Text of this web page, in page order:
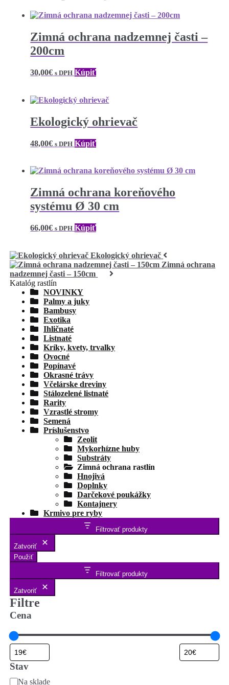
Zimná ochrana nadzemnej časti –
200cm
30,00€ s DPH Kúpiť
Ekologický ohrievač
48,00€ s DPH Kúpiť
Zimná ochrana koreňového
systému Ø 30 cm
66,00€ s DPH Kúpiť
Ekologický ohrievač
Zimná ochrana
nadzemnej časti – 150cm
Katalóg rastlín
NOVINKY
Palmy a juky
Bambusy
Exotika
Ihličnaté
Listnaté
Kríky, kvety, trvalky
Ovocné
Popínavé
Okrasné trávy
Včelárske dreviny
Stálozelené listnaté
Rarity
Vzrastlé stromy
Semená
Príslušenstvo
Zeolit
Mykorhízne huby
Substráty
Zimná ochrana rastlín
Hnojivá
Doplnky
Darčekové poukážky
Kontajnery
Krmivo pre ryby
Filtrovať produkty
Zatvoriť
Použiť
Filtrovať produkty
Zatvoriť
Filtre
Cena
Stav
StavNa sklade